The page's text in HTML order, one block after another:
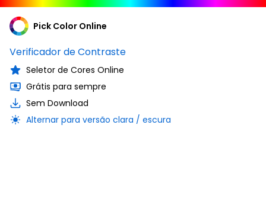
Pick Color Online
Verificador de Contraste
Seletor de Cores Online
Grátis para sempre
Sem Download
Alternar para versão clara / escura